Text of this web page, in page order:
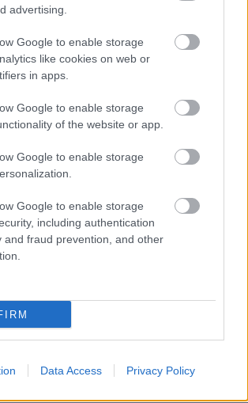
advertising.
Google to enable storage
like cookies on web or
in apps.
Google to enable storage
of the website or app.
Google to enable storage
Google to enable storage
including authentication
and fraud prevention, and other
Data Access Privacy Policy
miatt